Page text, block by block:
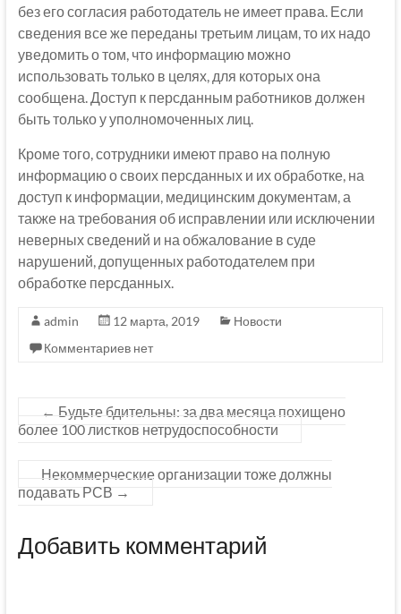
без его согласия работодатель не имеет права. Если
сведения все же переданы третьим лицам, то их надо
уведомить о том, что информацию можно
использовать только в целях, для которых она
сообщена. Доступ к персданным работников должен
быть только у уполномоченных лиц.
Кроме того, сотрудники имеют право на полную
информацию о своих персданных и их обработке, на
доступ к информации, медицинским документам, а
также на требования об исправлении или исключении
неверных сведений и на обжалование в суде
нарушений, допущенных работодателем при
обработке персданных.
admin 12 марта, 2019
Новости
Комментариев нет
← Будьте бдительны: за два месяца похищено
более 100 листков нетрудоспособности
Некоммерческие организации тоже должны
подавать РСВ →
Добавить комментарий